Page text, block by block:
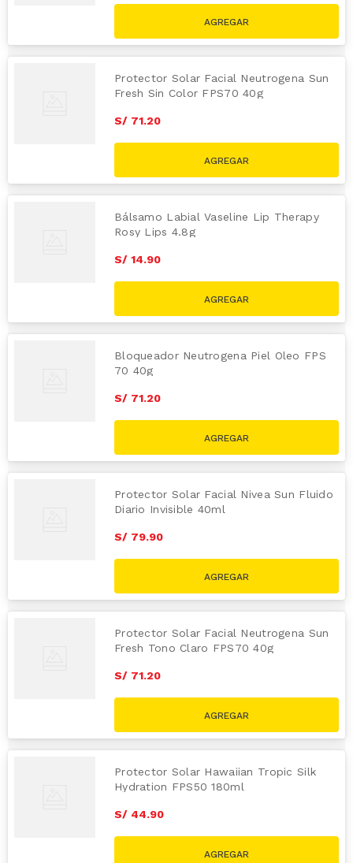
Protector Solar Facial Neutrogena Sun
Fresh Sin Color FPS70 40g
S/ 71.20
Bálsamo Labial Vaseline Lip Therapy
Rosy Lips 4.8g
S/ 14.90
Bloqueador Neutrogena Piel Oleo FPS
70 40g
S/ 71.20
Protector Solar Facial Nivea Sun Fluido
Diario Invisible 40ml
S/ 79.90
Protector Solar Facial Neutrogena Sun
Fresh Tono Claro FPS70 40g
S/ 71.20
Protector Solar Hawaiian Tropic Silk
Hydration FPS50 180ml
S/ 44.90